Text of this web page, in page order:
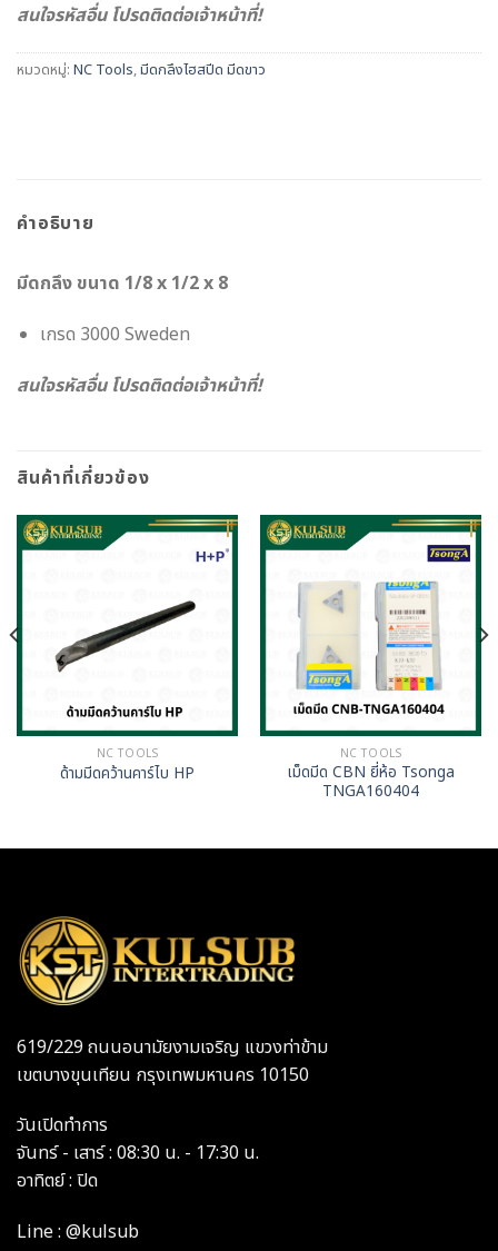
สนใจรหัสอื่น โปรดติดต่อเจ้าหน้าที่!
หมวดหมู่: NC Tools,มีดกลึงไฮสปีด มีดขาว
คำอธิบาย
มีดกลึง ขนาด 1/8 x 1/2 x 8
เกรด 3000 Sweden
สนใจรหัสอื่น โปรดติดต่อเจ้าหน้าที่!
สินค้าที่เกี่ยวข้อง
NC TOOLS
ด้ามมีดคว้านคาร์ไบ HP
NC TOOLS
เม็ดมีด CBN ยี่ห้อ Tsonga
TNGA160404
619/229 ถนนอนามัยงามเจริญ แขวงท่าข้าม
เขตบางขุนเทียน กรุงเทพมหานคร 10150
วันเปิดทำการ
จันทร์ - เสาร์ : 08:30 น. - 17:30 น.
อาทิตย์ : ปิด
Line : @kulsub